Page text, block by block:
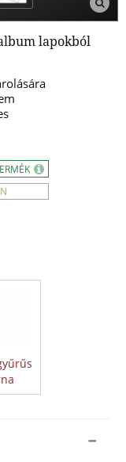
lapokból